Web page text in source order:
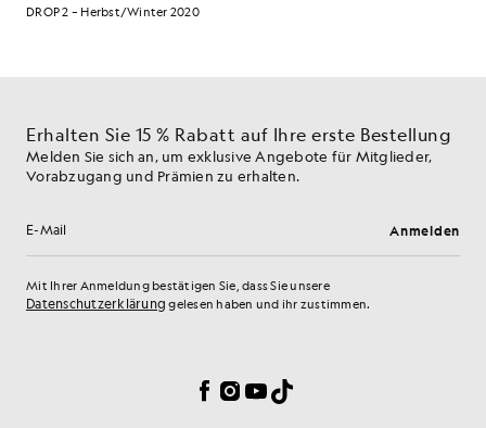
DROP 2 – Herbst/Winter 2020
Erhalten Sie 15 % Rabatt auf Ihre erste Bestellung
Melden Sie sich an, um exklusive Angebote für Mitglieder,
Vorabzugang und Prämien zu erhalten.
E-Mail-Adresse Anmelden
Mit Ihrer Anmeldung bestätigen Sie, dass Sie unsere
Datenschutzerklärung gelesen haben und ihr zustimmen.
Facebook
Instagram
YouTube
TikTok